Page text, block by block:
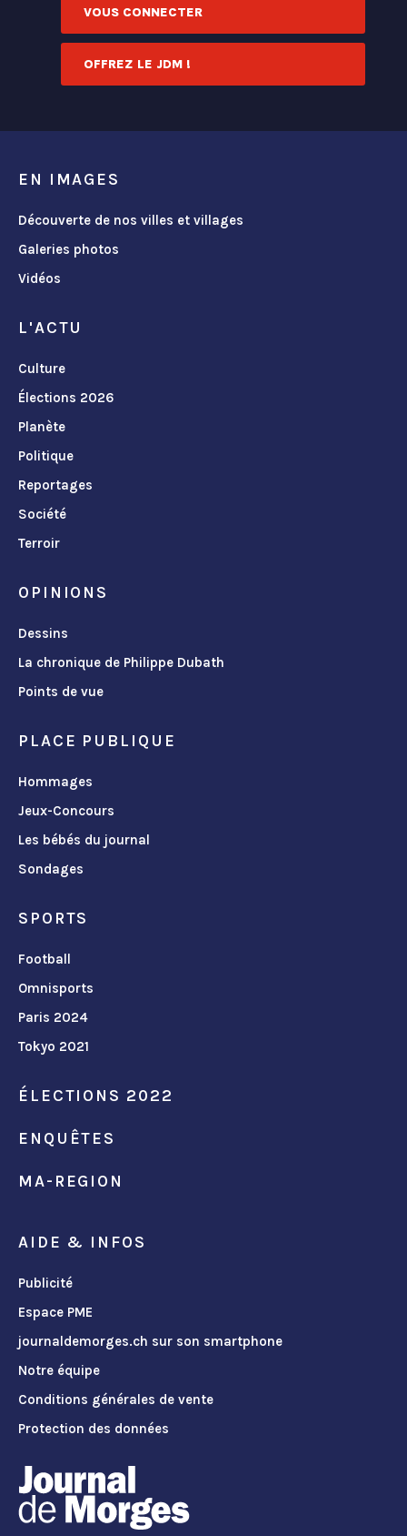
VOUS CONNECTER
OFFREZ LE JDM !
EN IMAGES
Découverte de nos villes et villages
Galeries photos
Vidéos
L'ACTU
Culture
Élections 2026
Planète
Politique
Reportages
Société
Terroir
OPINIONS
Dessins
La chronique de Philippe Dubath
Points de vue
PLACE PUBLIQUE
Hommages
Jeux-Concours
Les bébés du journal
Sondages
SPORTS
Football
Omnisports
Paris 2024
Tokyo 2021
ÉLECTIONS 2022
ENQUÊTES
MA-REGION
AIDE & INFOS
Publicité
Espace PME
journaldemorges.ch sur son smartphone
Notre équipe
Conditions générales de vente
Protection des données